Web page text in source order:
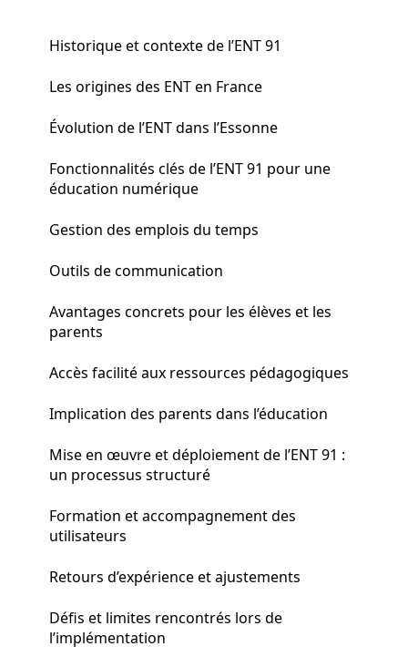
Historique et contexte de l’ENT 91
Les origines des ENT en France
Évolution de l’ENT dans l’Essonne
Fonctionnalités clés de l’ENT 91 pour une
éducation numérique
Gestion des emplois du temps
Outils de communication
Avantages concrets pour les élèves et les
parents
Accès facilité aux ressources pédagogiques
Implication des parents dans l’éducation
Mise en œuvre et déploiement de l’ENT 91 :
un processus structuré
Formation et accompagnement des
utilisateurs
Retours d’expérience et ajustements
Défis et limites rencontrés lors de
l’implémentation